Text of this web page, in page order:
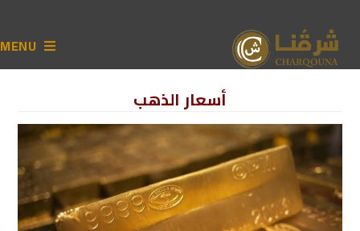
MENU
أسعار الذهب